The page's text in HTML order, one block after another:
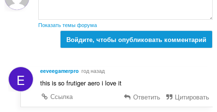
Показать темы форума
Войдите, чтобы опубликовать комментарий
E eeveegamerpro год назад
this is so frutiger aero i love it
Ссылка
Ответить Цитировать